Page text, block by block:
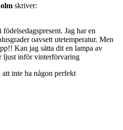
skriver:
Jag har en
oavsett utetemperatur. Men
Kan jag sätta dit en lampa av
ljust inför vinterförvaring
inte ha någon perfekt